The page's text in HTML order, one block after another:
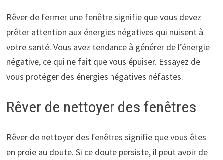
Rêver de fermer une fenêtre signifie que vous devez
prêter attention aux énergies négatives qui nuisent à
votre santé. Vous avez tendance à générer de l’énergie
négative, ce qui ne fait que vous épuiser. Essayez de
vous protéger des énergies négatives néfastes.
Rêver de nettoyer des fenêtres
Rêver de nettoyer des fenêtres signifie que vous êtes
en proie au doute. Si ce doute persiste, il peut avoir de